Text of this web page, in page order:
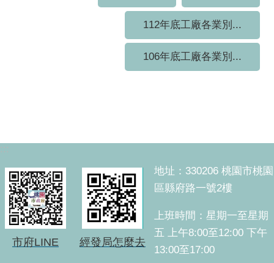
112年底工廠各業別...
106年底工廠各業別...
:::
市府LINE 經發局怎麼去
地址：330206 桃園市桃園
區縣府路一號2樓
上班時間：星期一至星期
五 上午8:00至12:00 下午
13:00至17:00